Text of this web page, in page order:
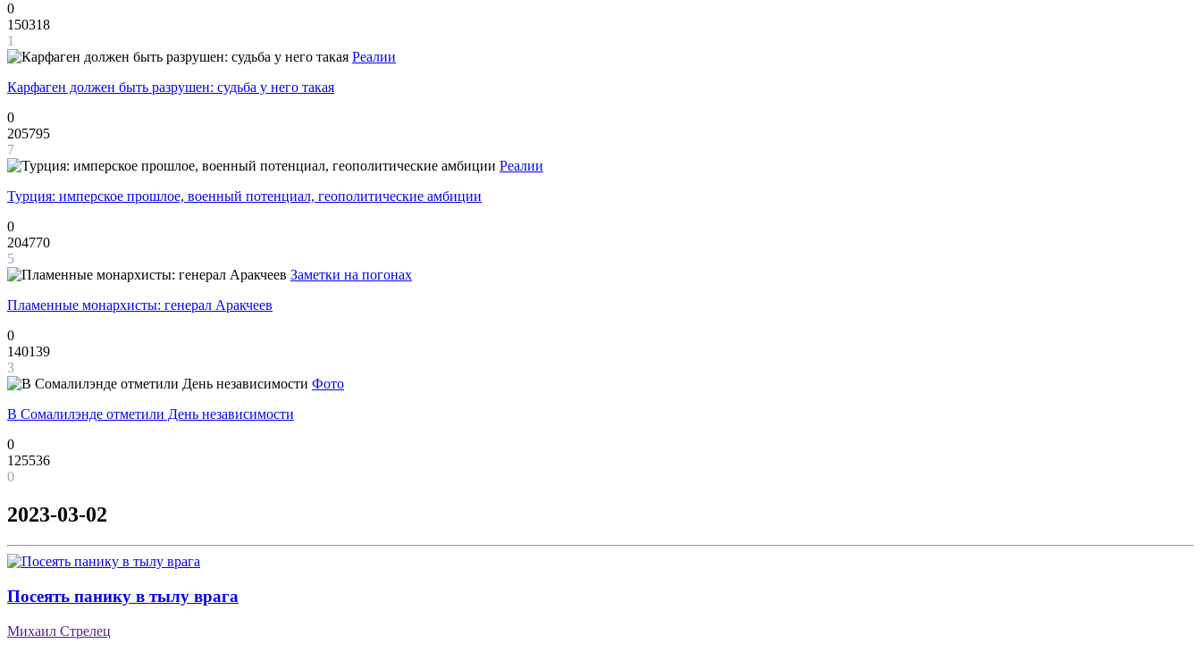
0
150318
1
Реалии
Карфаген должен быть разрушен: судьба у него такая
0
205795
7
Реалии
Турция: имперское прошлое, военный потенциал, геополитические амбиции
0
204770
5
Заметки на погонах
Пламенные монархисты: генерал Аракчеев
0
140139
3
Фото
В Сомалилэнде отметили День независимости
0
125536
0
2023-03-02
Посеять панику в тылу врага
Михаил Стрелец